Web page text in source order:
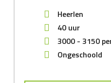
Heerlen
40 uur
3000 - 3150
Ongeschoold